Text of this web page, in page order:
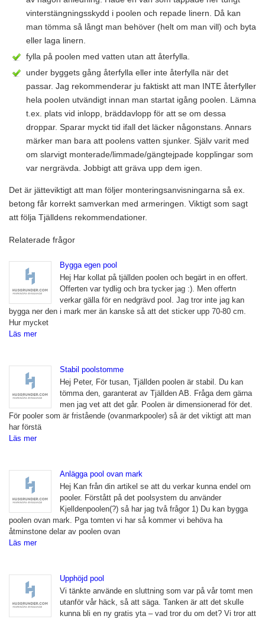
vinterstängningsskydd i poolen och repade linern. Då kan
man tömma så långt man behöver (helt om man vill) och byta
eller laga linern.
fylla på poolen med vatten utan att återfylla.
under byggets gång återfylla eller inte återfylla när det
passar. Jag rekommenderar ju faktiskt att man INTE återfyller
hela poolen utvändigt innan man startat igång poolen. Lämna
t.ex. plats vid inlopp, bräddavlopp för att se om dessa
droppar. Sparar myckt tid ifall det läcker någonstans. Annars
märker man bara att poolens vatten sjunker. Själv varit med
om slarvigt monterade/limmade/gängtejpade kopplingar som
var nergrävda. Jobbigt att gräva upp dem igen.
Det är jätteviktigt att man följer monteringsanvisningarna så ex.
betong får korrekt samverkan med armeringen. Viktigt som sagt
att följa Tjälldens rekommendationer.
Relaterade frågor
Bygga egen pool
Hej Har kollat på tjällden poolen och begärt in en offert.
Offerten var tydlig och bra tycker jag :). Men offertn
verkar gälla för en nedgrävd pool. Jag tror inte jag kan
bygga ner den i mark mer än kanske så att det sticker upp 70-80 cm.
Hur mycket
Läs mer
Stabil poolstomme
Hej Peter, För tusan, Tjällden poolen är stabil. Du kan
tömma den, garanterat av Tjällden AB. Fråga dem gärna
men jag vet att det går. Poolen är dimensionerad för det.
För pooler som är fristående (ovanmarkpooler) så är det viktigt att man
har förstä
Läs mer
Anlägga pool ovan mark
Hej Kan från din artikel se att du verkar kunna endel om
pooler. Förstått på det poolsystem du använder
Kjelldenpoolen(?) så har jag två frågor 1) Du kan bygga
poolen ovan mark. Pga tomten vi har så kommer vi behöva ha
åtminstone delar av poolen ovan
Läs mer
Upphöjd pool
Vi tänkte använde en sluttning som var på vår tomt men
utanför vår häck, så att säga. Tanken är att det skulle
kunna bli en ny gratis yta – vad tror du om det? Vi tror att